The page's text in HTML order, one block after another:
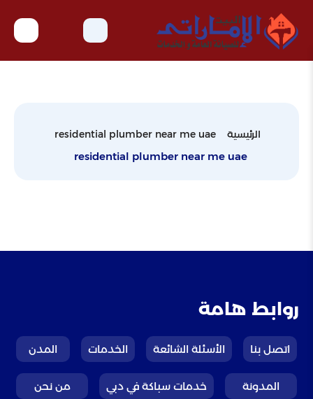
الرئيسية residential plumber near me uae
residential plumber near me uae
روابط هامة
اتصل بنا الأسئلة الشائعة الخدمات المدن
المدونة خدمات سباكة في دبي من نحن